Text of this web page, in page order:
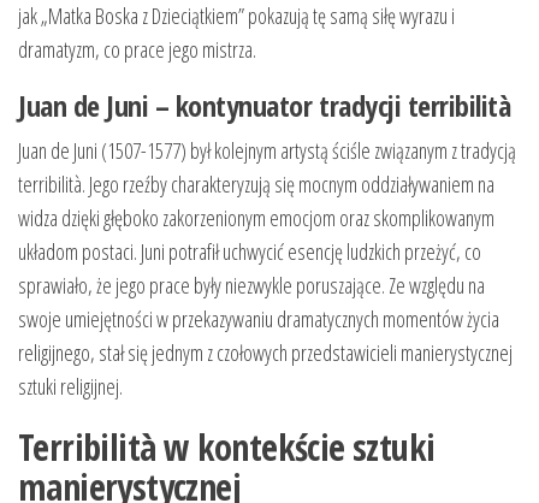
jak „Matka Boska z Dzieciątkiem” pokazują tę samą siłę wyrazu i
dramatyzm, co prace jego mistrza.
Juan de Juni – kontynuator tradycji terribilità
Juan de Juni (1507-1577) był kolejnym artystą ściśle związanym z tradycją
terribilità. Jego rzeźby charakteryzują się mocnym oddziaływaniem na
widza dzięki głęboko zakorzenionym emocjom oraz skomplikowanym
układom postaci. Juni potrafił uchwycić esencję ludzkich przeżyć, co
sprawiało, że jego prace były niezwykle poruszające. Ze względu na
swoje umiejętności w przekazywaniu dramatycznych momentów życia
religijnego, stał się jednym z czołowych przedstawicieli manierystycznej
sztuki religijnej.
Terribilità w kontekście sztuki
manierystycznej